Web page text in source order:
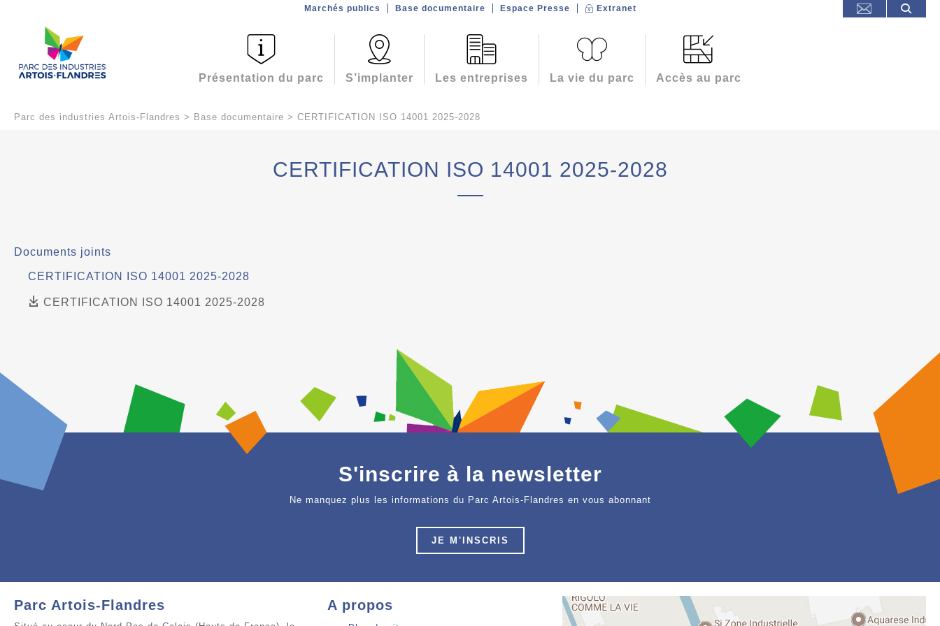
Présentation du parc S’implanter Les entreprises La vie du parc Accès au parc
Marchés publics Base documentaire Espace Presse Extranet
Parc des industries Artois-Flandres > Base documentaire > CERTIFICATION ISO 14001 2025-2028
CERTIFICATION ISO 14001 2025-2028
Documents joints
CERTIFICATION ISO 14001 2025-2028
CERTIFICATION ISO 14001 2025-2028
S'inscrire à la newsletter
Ne manquez plus les informations du Parc Artois-Flandres en vous abonnant
JE M'INSCRIS
Parc Artois-Flandres A propos